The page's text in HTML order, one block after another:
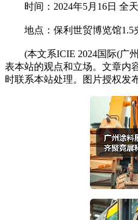
时间：2024年5月16日 全天
地点：保利世贸博览馆1.5
(本文系ICIE 2024国际(广州
表本站的观点和立场。文章内
时联系本站处理。图片授权发